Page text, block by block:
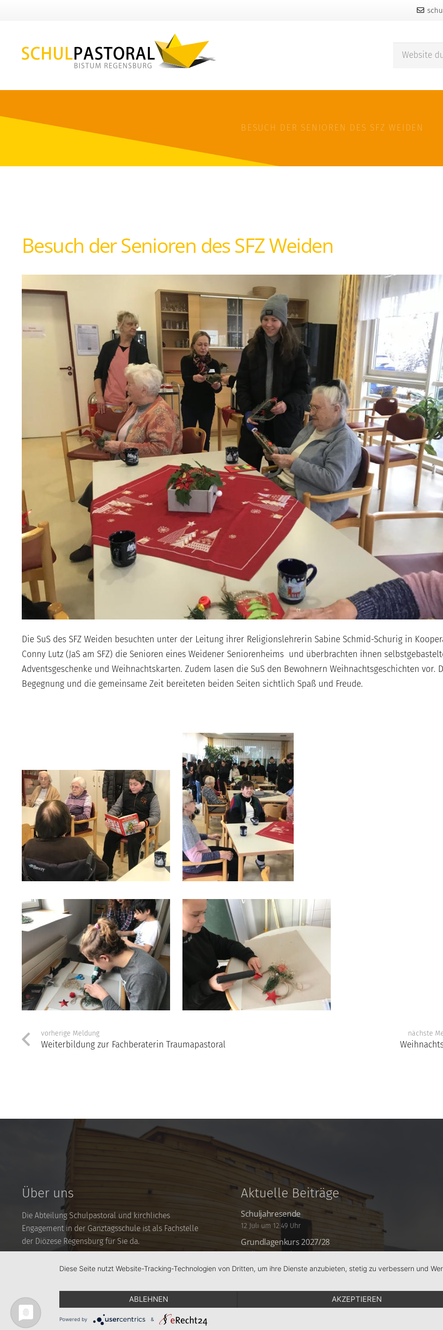
BESUCH DER SENIOREN DES SFZ WEIDEN
Besuch der Senioren des SFZ Weiden
Die SuS des SFZ Weiden besuchten unter der Leitung ihrer Religionslehrerin Sabine Schmid-Schurig in
Conny Lutz (JaS am SFZ) die Senioren eines Weidener Seniorenheims und überbrachten ihnen
Adventsgeschenke und Weihnachtskarten. Zudem lasen die SuS den Bewohnern Weihnachtsgeschichten vor.
Begegnung und die gemeinsame Zeit bereiteten beiden Seiten sichtlich Spaß und Freude.
vorherige Meldung
Weiterbildung zur Fachberaterin Traumapastoral
nächste
Über uns
Die Abteilung Schulpastoral und kirchliches
Engagement in der Ganztagsschule ist als Fachstelle
der Diözese Regensburg für Sie da.
Sie finden bei uns Informationen und Materialien zu
auch für Themen der Kooperation von Kirche und
(Ganztags-)Schule.
Aktuelle Beiträge
Schuljahresende
12 Juli um 12:49 Uhr
Grundlagenkurs 2027/28
1 Juli um 12:10 Uhr
Ostergruß
Diese Seite nutzt Website-Tracking-Technologien von Dritten, um ihre Dienste anzubieten, stetig zu verbessern und
ABLEHNEN AKZEPTIEREN
Powered by &